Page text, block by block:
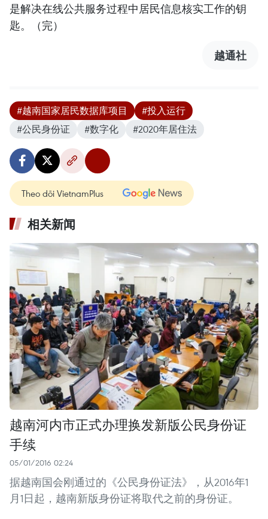
是解决在线公共服务过程中居民信息核实工作的钥
匙。（完）
越通社
#越南国家居民数据库项目
#投入运行
#公民身份证
#数字化 #2020年居住法
Theo dõi VietnamPlus
相关新闻
越南河内市正式办理换发新版公民身份证
手续
05/01/2016 02:24
据越南国会刚通过的《公民身份证法》，从2016年1
月1日起，越南新版身份证将取代之前的身份证。